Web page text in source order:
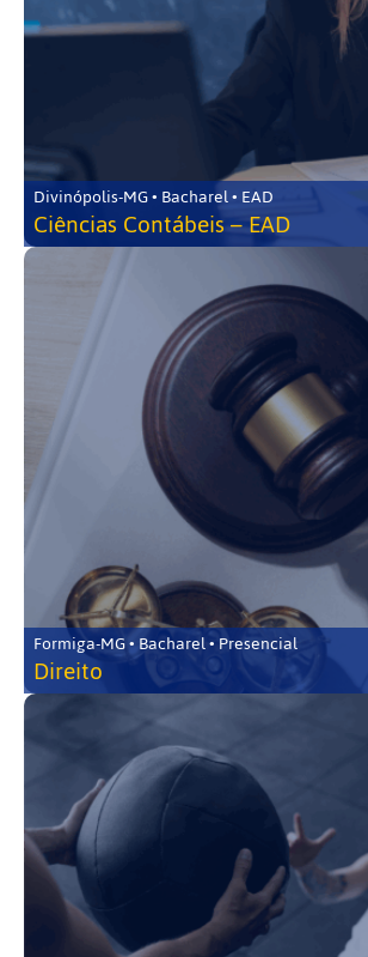
Divinópolis-MG • Bacharel • EAD
Ciências Contábeis – EAD
Formiga-MG • Bacharel • Presencial
Direito